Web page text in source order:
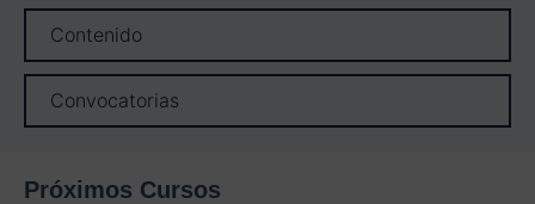
Contenido
Convocatorias
Próximos Cursos